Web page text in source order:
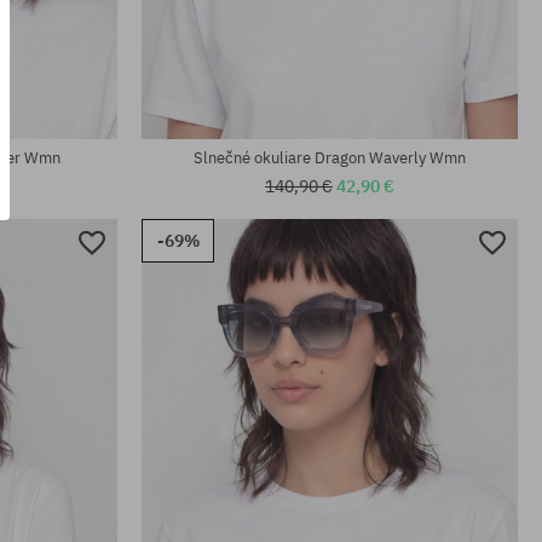
univerzálna veľkosť
Wmn Slnečné okuliare Dragon Waverly Wmn
140,90 €42,90 €
-69%